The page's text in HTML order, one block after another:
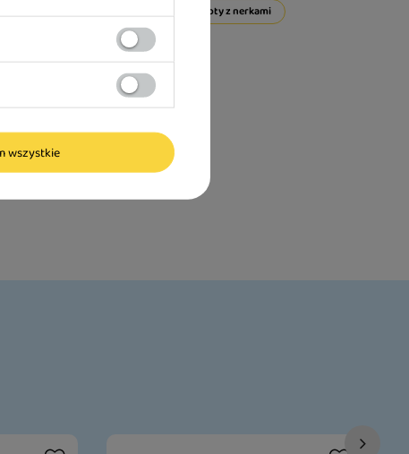
Kłopoty z nerkami
wszystkie